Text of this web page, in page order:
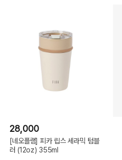
28,000
[네오플램] 피카 립스 세라믹 텀블
러 (12oz) 355ml